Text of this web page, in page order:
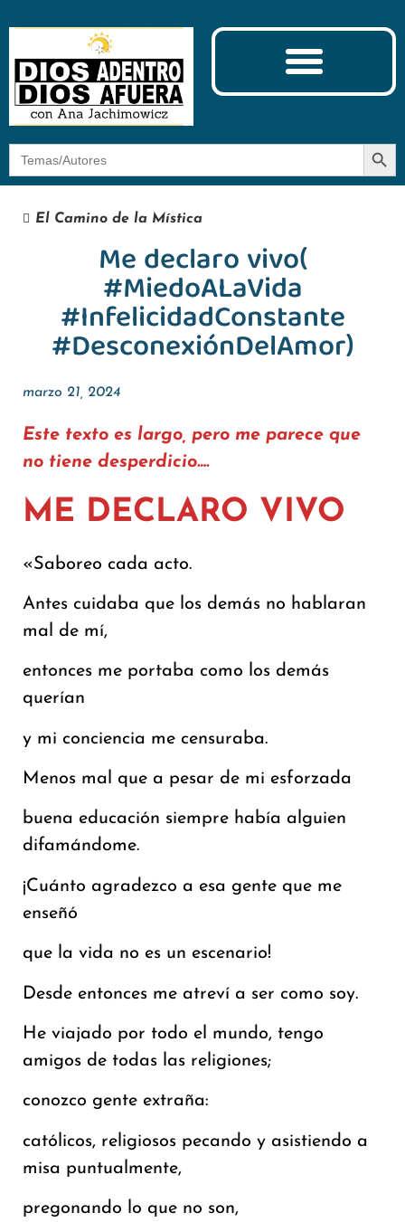
Botón
El Camino de la Mística
Me declaro vivo(
#MiedoALaVida
#InfelicidadConstante
#DesconexiónDelAmor)
marzo 21, 2024
Este texto es largo, pero me parece que
no tiene desperdicio….
ME DECLARO VIVO
«Saboreo cada acto.
Antes cuidaba que los demás no hablaran
mal de mí,
entonces me portaba como los demás
querían
y mi conciencia me censuraba.
Menos mal que a pesar de mi esforzada
buena educación siempre había alguien
difamándome.
¡Cuánto agradezco a esa gente que me
enseñó
que la vida no es un escenario!
Desde entonces me atreví a ser como soy.
He viajado por todo el mundo, tengo
amigos de todas las religiones;
conozco gente extraña:
católicos, religiosos pecando y asistiendo a
misa puntualmente,
pregonando lo que no son,